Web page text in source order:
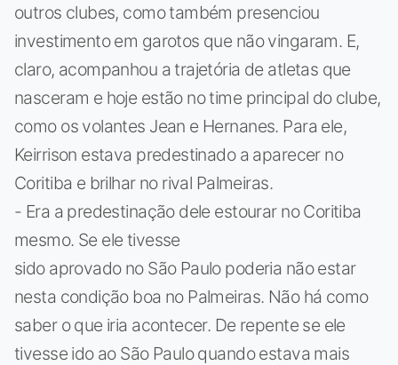
outros clubes, como também presenciou
investimento em garotos que não vingaram. E,
claro, acompanhou a trajetória de atletas que
nasceram e hoje estão no time principal do clube,
como os volantes Jean e Hernanes. Para ele,
Keirrison estava predestinado a aparecer no
Coritiba e brilhar no rival Palmeiras.
- Era a predestinação dele estourar no Coritiba
mesmo. Se ele tivesse
sido aprovado no São Paulo poderia não estar
nesta condição boa no Palmeiras. Não há como
saber o que iria acontecer. De repente se ele
tivesse ido ao São Paulo quando estava mais